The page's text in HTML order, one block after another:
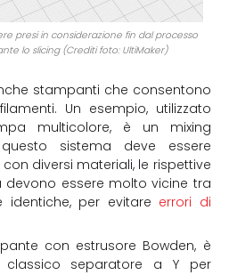
presi in considerazione fin dal processo
lo slicing (Crediti foto: UltiMaker)
stampanti che consentono
Un esempio, utilizzato
multicolore, è un mixing
sistema deve essere
diversi materiali, le rispettive
essere molto vicine tra
per evitare errori di
con estrusore Bowden, è
classico separatore a Y per